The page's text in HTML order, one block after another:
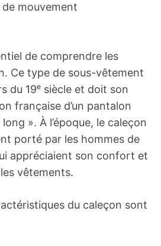
mouvement
de comprendre les
Ce type de sous-vêtement
du 19ᵉ siècle et doit son
française d’un pantalon
». À l’époque, le caleçon
porté par les hommes de
appréciaient son confort et
vêtements.
du caleçon sont